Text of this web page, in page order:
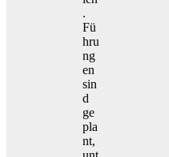
.
Fü
hru
ng
en
sin
d
ge
pla
nt,